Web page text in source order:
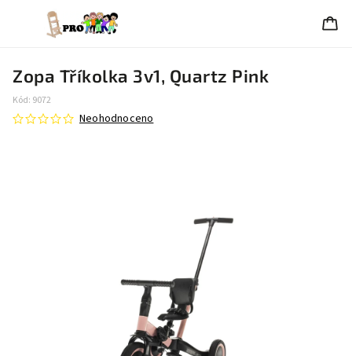
Zopa Tříkolka 3v1, Quartz Pink
Kód: 9072
Neohodnoceno